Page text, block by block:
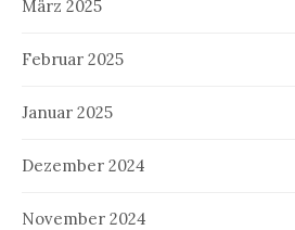
März 2025
Februar 2025
Januar 2025
Dezember 2024
November 2024